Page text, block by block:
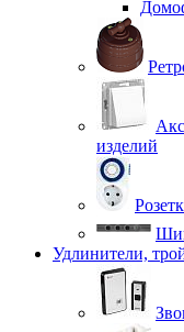
изделий
Удлинители,